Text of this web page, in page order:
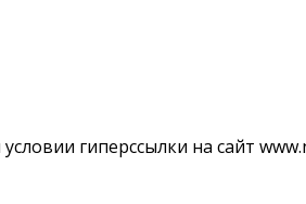
гиперссылки на сайт